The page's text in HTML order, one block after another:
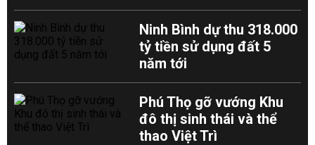
Ninh Bình dự thu 318.000
tỷ tiền sử dụng đất 5
năm tới
Phú Thọ gỡ vướng Khu
đô thị sinh thái và thể
thao Việt Trì